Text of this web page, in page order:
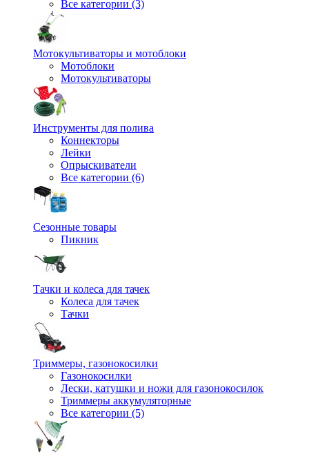
Все категории (3)
Мотокультиваторы и мотоблоки
Мотоблоки
Мотокультиваторы
Инструменты для полива
Коннекторы
Лейки
Опрыскиватели
Все категории (6)
Сезонные товары
Пикник
Тачки и колеса для тачек
Колеса для тачек
Тачки
Триммеры, газонокосилки
Газонокосилки
Лески, катушки и ножи для газонокосилок
Триммеры аккумуляторные
Все категории (5)